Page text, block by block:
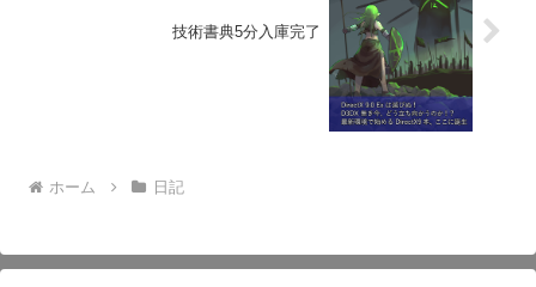
技術書典5分入庫完了
ホーム 日記